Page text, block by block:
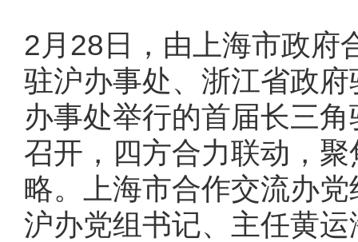
2月28日，由上海市政府
驻沪办事处、浙江省政
办事处举行的首届长三
召开，四方合力联动，
略。上海市合作交流办
沪办党组书记、主任黄